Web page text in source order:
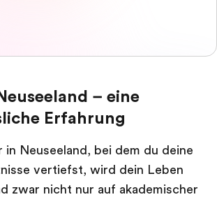
– eine
Erfahrung
in Neuseeland, bei dem du deine
vertiefst, wird dein Leben
zwar nicht nur auf akademischer